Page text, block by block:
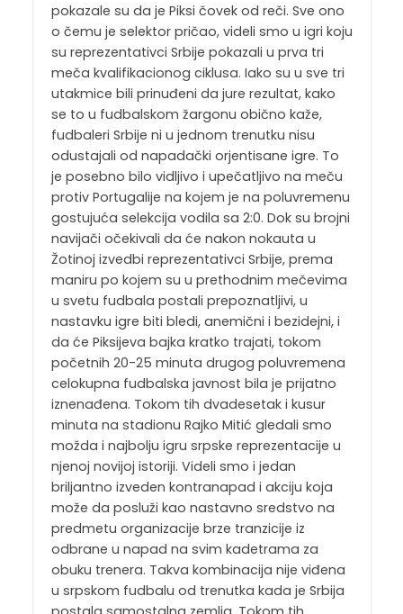
pokazale su da je Piksi čovek od reči. Sve ono
o čemu je selektor pričao, videli smo u igri koju
su reprezentativci Srbije pokazali u prva tri
meča kvalifikacionog ciklusa. Iako su u sve tri
utakmice bili prinuđeni da jure rezultat, kako
se to u fudbalskom žargonu obično kaže,
fudbaleri Srbije ni u jednom trenutku nisu
odustajali od napadački orjentisane igre. To
je posebno bilo vidljivo i upečatljivo na meču
protiv Portugalije na kojem je na poluvremenu
gostujuća selekcija vodila sa 2:0. Dok su brojni
navijači očekivali da će nakon nokauta u
Žotinoj izvedbi reprezentativci Srbije, prema
maniru po kojem su u prethodnim mečevima
u svetu fudbala postali prepoznatljivi, u
nastavku igre biti bledi, anemični i bezidejni, i
da će Piksijeva bajka kratko trajati, tokom
početnih 20-25 minuta drugog poluvremena
celokupna fudbalska javnost bila je prijatno
iznenađena. Tokom tih dvadesetak i kusur
minuta na stadionu Rajko Mitić gledali smo
možda i najbolju igru srpske reprezentacije u
njenoj novijoj istoriji. Videli smo i jedan
briljantno izveden kontranapad i akciju koja
može da posluži kao nastavno sredstvo na
predmetu organizacije brze tranzicije iz
odbrane u napad na svim kadetrama za
obuku trenera. Takva kombinacija nije viđena
u srpskom fudbalu od trenutka kada je Srbija